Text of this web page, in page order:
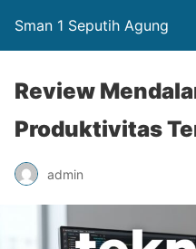
Sman 1 Seputih Agung
Review
Produktivitas
admin